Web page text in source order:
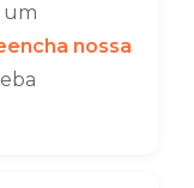
um
nossa